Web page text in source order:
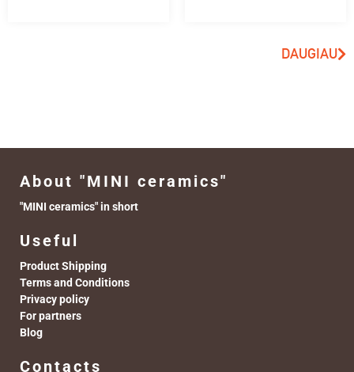
DAUGIAU
About "MINI ceramics"
"MINI ceramics" in short
Useful
Product Shipping
Terms and Conditions
Privacy policy
For partners
Blog
Contacts